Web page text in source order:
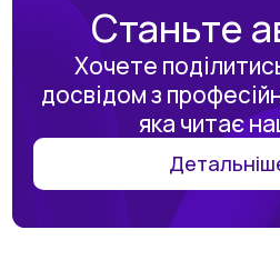
Станьте
Хочете
досвідом з
яка читає